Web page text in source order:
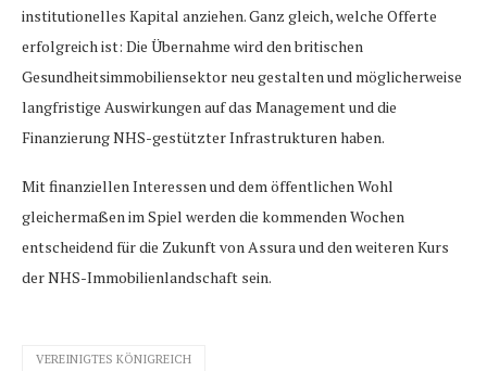
institutionelles Kapital anziehen. Ganz gleich, welche Offerte
erfolgreich ist: Die Übernahme wird den britischen
Gesundheitsimmobiliensektor neu gestalten und möglicherweise
langfristige Auswirkungen auf das Management und die
Finanzierung NHS-gestützter Infrastrukturen haben.
Mit finanziellen Interessen und dem öffentlichen Wohl
gleichermaßen im Spiel werden die kommenden Wochen
entscheidend für die Zukunft von Assura und den weiteren Kurs
der NHS-Immobilienlandschaft sein.
VEREINIGTES KÖNIGREICH